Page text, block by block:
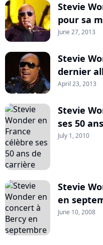
Stevie
pour sa
June 27, 2013
Stevie
dernier
April 23, 2013
Stevie
ses 50
July 1, 2010
Stevie
en
June 10, 2008